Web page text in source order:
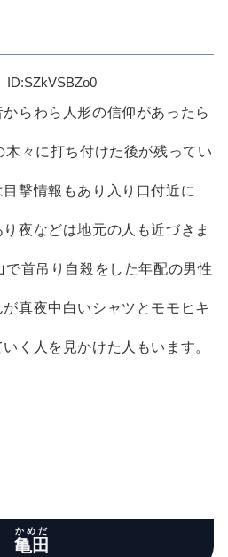
SZkVSBZo0
らわら人形の信仰があったら
木々に打ち付けた後が残ってい
撃情報もあり入り口付近に
夜などは地元の人も近づきま
で首吊り自殺をした年配の男性
真夜中白いシャツとモモヒキ
く人を見かけた人もいます。
亀田
かめだ